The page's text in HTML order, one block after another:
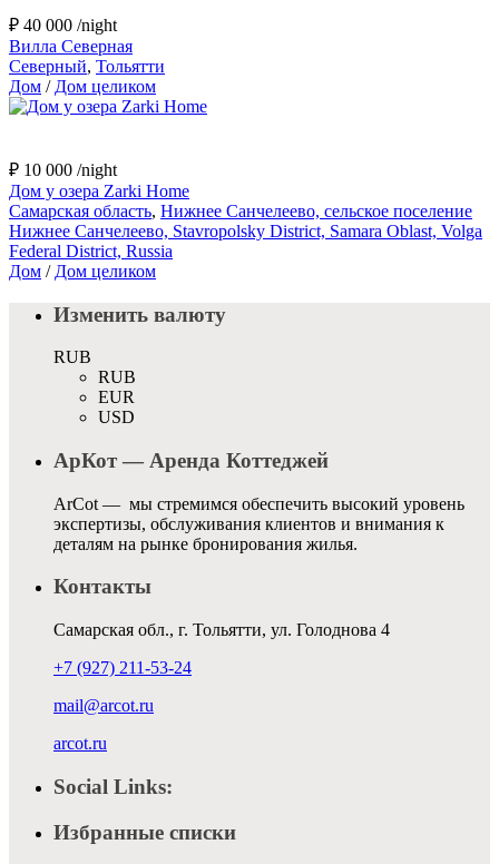
₽ 40 000 /night
Вилла Северная
Северный, Тольятти
Дом / Дом целиком
₽ 10 000 /night
Дом у озера Zarki Home
Самарская область, Нижнее Санчелеево, сельское поселение
Нижнее Санчелеево, Stavropolsky District, Samara Oblast, Volga
Federal District, Russia
Дом / Дом целиком
Изменить валюту
RUB
RUB
EUR
USD
АрКот — Аренда Коттеджей
ArCot — мы стремимся обеспечить высокий уровень
экспертизы, обслуживания клиентов и внимания к
деталям на рынке бронирования жилья.
Контакты
Самарская обл., г. Тольятти, ул. Голоднова 4
+7 (927) 211-53-24
mail@arcot.ru
arcot.ru
Social Links:
Избранные списки